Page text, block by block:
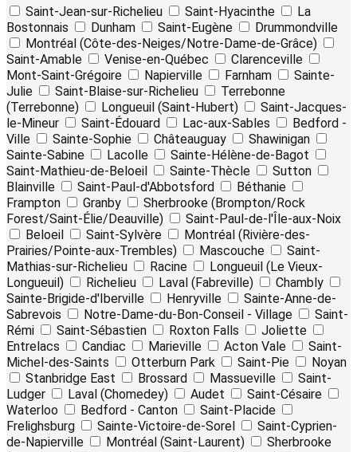
Saint-Jean-sur-Richelieu
Saint-Hyacinthe
La
Bostonnais
Dunham Saint-Eugène
Drummondville
Montréal (Côte-des-Neiges/Notre-Dame-de-Grâce)
Saint-Amable
Venise-en-Québec
Clarenceville
Mont-Saint-Grégoire
Napierville Farnham
Sainte-
Julie
Saint-Blaise-sur-Richelieu
Terrebonne
(Terrebonne)
Longueuil (Saint-Hubert)
Saint-Jacques-
le-Mineur
Saint-Édouard Lac-aux-Sables
Bedford -
Ville
Sainte-Sophie Châteauguay
Shawinigan
Sainte-Sabine
Lacolle
Sainte-Hélène-de-Bagot
Saint-Mathieu-de-Beloeil
Sainte-Thècle
Sutton
Blainville
Saint-Paul-d'Abbotsford
Béthanie
Frampton
Granby
Sherbrooke (Brompton/Rock
Forest/Saint-Élie/Deauville)
Saint-Paul-de-l'Île-aux-Noix
Beloeil
Saint-Sylvère
Montréal (Rivière-des-
Prairies/Pointe-aux-Trembles)
Mascouche
Saint-
Mathias-sur-Richelieu
Racine
Longueuil (Le Vieux-
Longueuil)
Richelieu Laval (Fabreville)
Chambly
Sainte-Brigide-d'Iberville
Henryville
Sainte-Anne-de-
Sabrevois
Notre-Dame-du-Bon-Conseil - Village
Saint-
Rémi
Saint-Sébastien Roxton Falls
Joliette
Entrelacs
Candiac Marieville Acton Vale
Saint-
Michel-des-Saints
Otterburn Park Saint-Pie
Noyan
Stanbridge East
Brossard Massueville
Saint-
Ludger
Laval (Chomedey) Audet
Saint-Césaire
Waterloo
Bedford - Canton
Saint-Placide
Frelighsburg
Sainte-Victoire-de-Sorel
Saint-Cyprien-
de-Napierville
Montréal (Saint-Laurent)
Sherbrooke